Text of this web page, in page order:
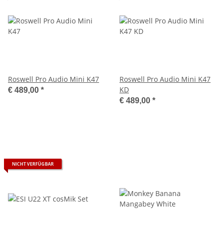
Roswell Pro Audio Mini K47
€ 489,00 *
Roswell Pro Audio Mini K47
KD
€ 489,00 *
NICHT VERFÜGBAR